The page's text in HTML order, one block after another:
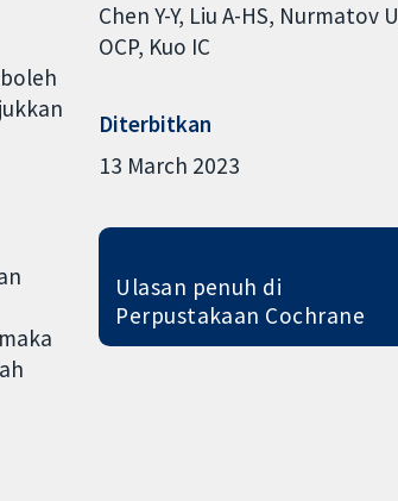
Chen Y-Y Liu A-HS Nurmatov U
OCP Kuo IC
Diterbitkan
13 March 2023
Ulasan penuh di
Perpustakaan Cochrane